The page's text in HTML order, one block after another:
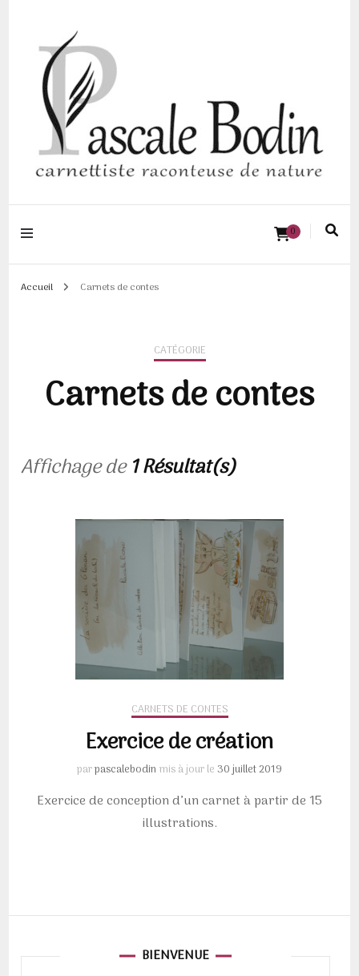
Pascale BODIN |
Carnettiste
raconteuse de
nature
0
Accueil Carnets de contes
CATÉGORIE
Carnets de contes
Affichage de1 Résultat(s)
CARNETS DE CONTES
Exercice de création
parpascalebodin mis à jour le30 juillet 2019
Exercice de conception d’un carnet à partir de 15
illustrations.
BIENVENUE